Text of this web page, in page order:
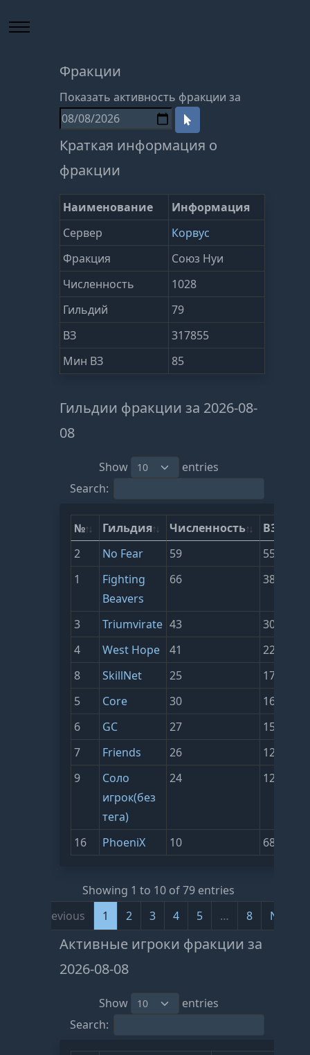
Фракции
Показать активность фракции за
Краткая информация о
фракции
Наименование
Информация
Сервер
Корвус
Фракция
Союз Нуи
Численность
1028
Гильдий
79
ВЗ
317855
Мин ВЗ
85
Гильдии фракции за 2026-08-
08
Show
entries
Search:
№ Гильдия Численность
ВЗ
2
No Fear 59
55104
1
Fighting
Beavers
66 38754
3 Triumvirate 43
30006
4
West Hope 41
22619
8
SkillNet 25
17571
5
Core 30
16249
6
GC 27
15370
7
Friends 26
12964
9
Соло
игрок(без
тега)
24 12661
16 PhoeniX 10 6855
Showing 1 to 10 of 79 entries
Previous
1 2 3 4 5 … 8 Next
Активные игроки фракции за
2026-08-08
Show
entries
Search: